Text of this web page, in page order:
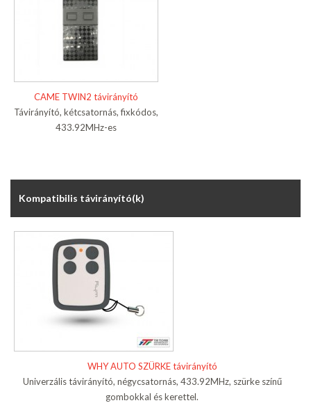
CAME TWIN2 távirányító
Távirányító, kétcsatornás, fixkódos,
433.92MHz-es
Kompatibilis távirányító(k)
WHY AUTO SZÜRKE távirányító
Univerzális távirányító, négycsatornás, 433.92MHz, szürke színű
gombokkal és kerettel.